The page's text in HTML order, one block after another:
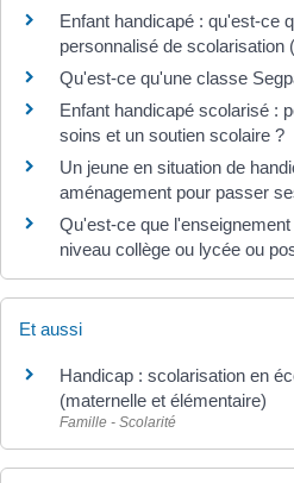
Enfant handicapé : qu'est-ce
personnalisé de scolarisation
Qu'est-ce qu'une classe
Enfant handicapé scolarisé :
soins et un soutien scolaire ?
Un jeune en situation de
aménagement pour passer
Qu'est-ce que
niveau collège ou lycée ou
Et aussi
Handicap : scolarisation en
(maternelle et élémentaire)
Famille - Scolarité